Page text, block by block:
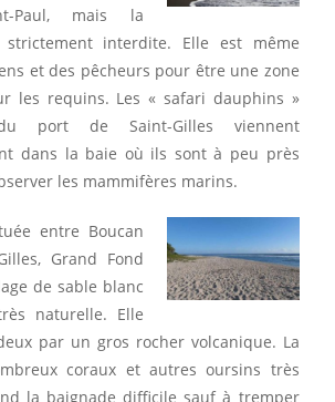
Paul, mais la
interdite. Elle est même
et des pêcheurs pour être une zone
les requins. Les « safari dauphins »
port de Saint-Gilles viennent
dans la baie où ils sont à peu près
les mammifères marins.
entre Boucan
Grand Fond
de sable blanc
naturelle. Elle
par un gros rocher volcanique. La
coraux et autres oursins très
la baignade difficile sauf à tremper